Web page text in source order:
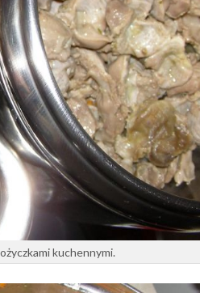
kuchennymi.